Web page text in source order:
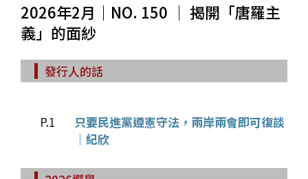
2026年2月｜NO. 150 │ 揭開「唐羅主
義」的面紗
發行人的話
P.1
只要民進黨遵憲守法，兩岸兩會即可復談
│紀欣